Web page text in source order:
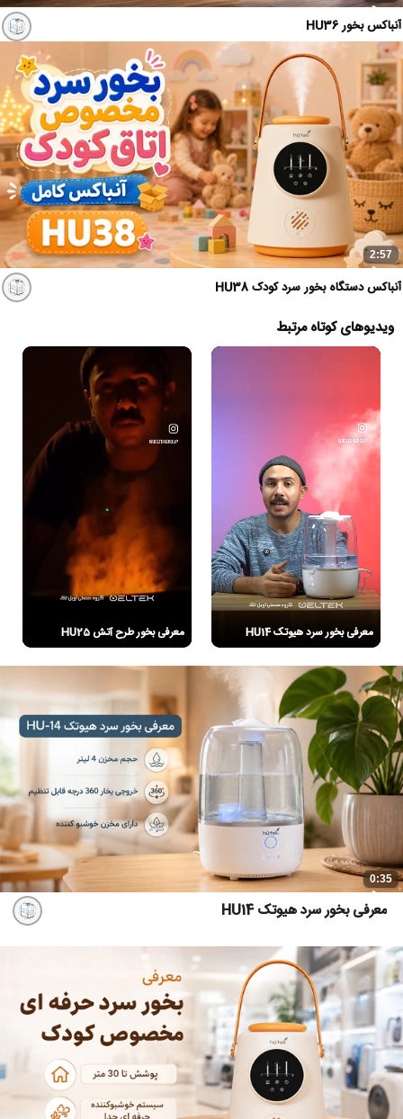
آنباکس بخور HU36
2:57
آنباکس دستگاه بخور سرد کودک HU38
ویدیوهای کوتاه مرتبط
معرفی بخور سرد هیوتک HU14 معرفی بخور طرح آتش HU25
0:35
معرفی بخور سرد هیوتک HU14